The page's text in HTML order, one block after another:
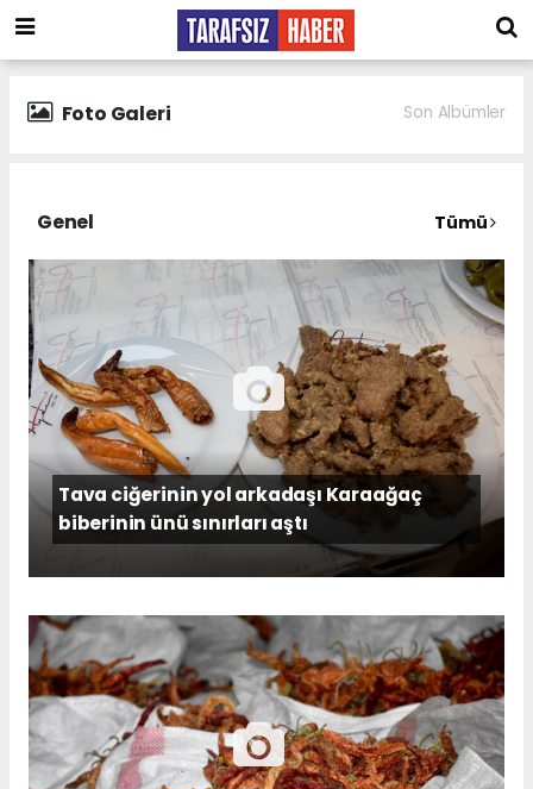
Foto Galeri Son Albümler
Genel Tümü
Tava ciğerinin yol arkadaşı Karaağaç
biberinin ünü sınırları aştı